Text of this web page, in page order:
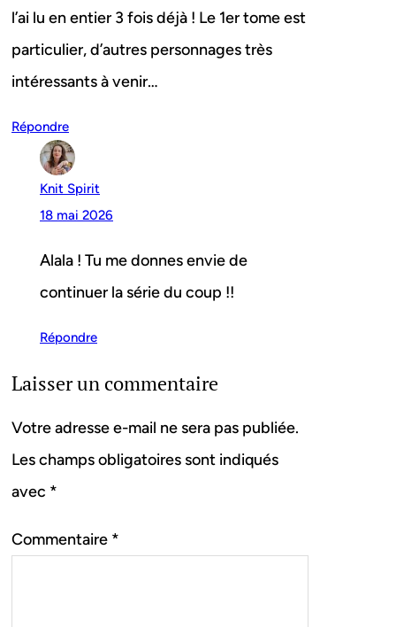
l’ai lu en entier 3 fois déjà ! Le 1er tome est
particulier, d’autres personnages très
intéressants à venir…
Répondre
Knit Spirit
18 mai 2026
Alala ! Tu me donnes envie de
continuer la série du coup !!
Répondre
Laisser un commentaire
Votre adresse e-mail ne sera pas publiée.
Les champs obligatoires sont indiqués
avec *
Commentaire *